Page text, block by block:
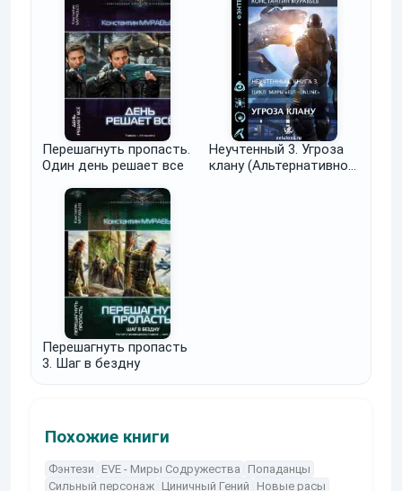
Перешагнуть пропасть.
Один день решает все
Неучтенный 3. Угроза
клану (Альтернативное
Перешагнуть пропасть
3. Шаг в бездну
Похожие книги
Фэнтези EVE - Миры Содружества
Попаданцы
Сильный персонаж Циничный Гений Новые расы